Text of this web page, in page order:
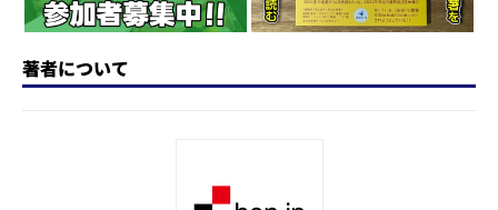
著者について